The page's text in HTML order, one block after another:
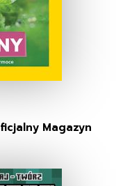
Magazyn